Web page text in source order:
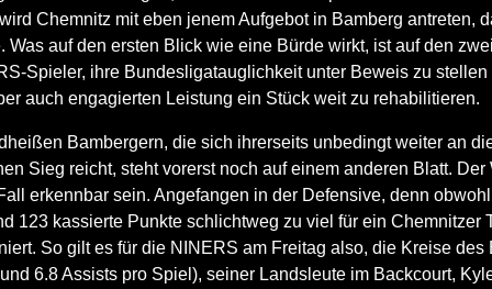
Chemnitz mit eben jenem Aufgebot in Bamberg antreten,
Was auf den ersten Blick wie eine Bürde wirkt, ist auf den
Spieler, ihre Bundesligatauglichkeit unter Beweis zu
auch engagierten Leistung ein Stück weit zu rehabilitieren.
Bambergern, die sich ihrerseits unbedingt weiter an
Sieg reicht, steht vorerst noch auf einem anderen Blatt.
erkennbar sein. Angefangen in der Defensive, denn
123 kassierte Punkte schlichtweg zu viel für ein Chemnitzer
So gilt es für die NINERS am Freitag also, die Kreise
6.8 Assists pro Spiel), seiner Landsleute im Backcourt,